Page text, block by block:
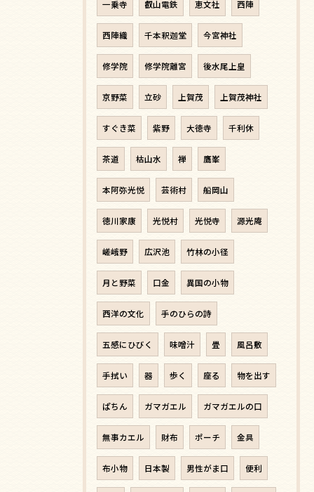
一乗寺 叡山電鉄 恵文社 西陣
西陣織 千本釈迦堂 今宮神社
修学院 修学院離宮 後水尾上皇
京野菜 立砂 上賀茂 上賀茂神社
すぐき菜 紫野 大徳寺 千利休
茶道 枯山水 禅 鷹峯
本阿弥光悦 芸術村 船岡山
徳川家康 光悦村 光悦寺 源光庵
嵯峨野 広沢池 竹林の小径
月と野菜 口金 異国の小物
西洋の文化 手のひらの詩
五感にひびく 味噌汁 畳 風呂敷
手拭い 器 歩く 座る 物を出す
ぱちん ガマガエル ガマガエルの口
無事カエル 財布 ポーチ 金具
布小物 日本製 男性がま口 便利